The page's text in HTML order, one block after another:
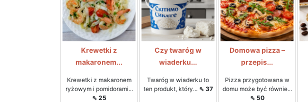
Krewetki z
makaronem...
Krewetki z makaronem
ryżowym i pomidorami...
⇖ 25
Czy twaróg w
wiaderku...
Twaróg w wiaderku to
ten produkt, który... ⇖ 37
Domowa pizza –
przepis...
Pizza przygotowana w
domu może być równie...
⇖ 50